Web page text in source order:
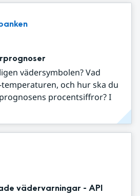
vädersymbolen? Vad
temperaturen, och hur ska du
procentsiffror? I
vädervarningar - API